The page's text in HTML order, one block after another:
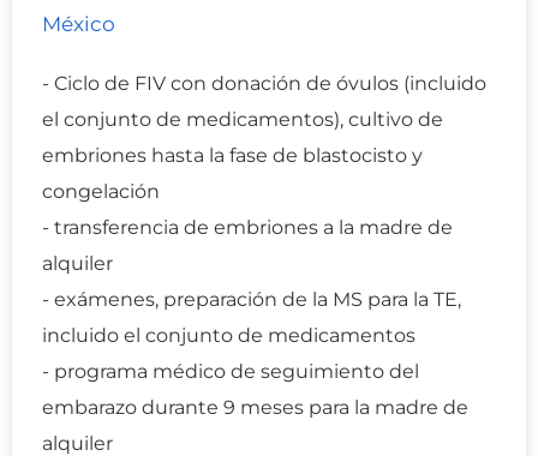
México
- Ciclo de FIV con donación de óvulos (incluido
el conjunto de medicamentos), cultivo de
embriones hasta la fase de blastocisto y
congelación
- transferencia de embriones a la madre de
alquiler
- exámenes, preparación de la MS para la TE,
incluido el conjunto de medicamentos
- programa médico de seguimiento del
embarazo durante 9 meses para la madre de
alquiler